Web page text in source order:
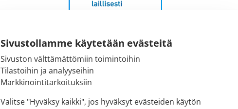
Sivustollamme käytetään evästeitä
Sivuston välttämättömiin toimintoihin
Tilastoihin ja analyyseihin
Markkinointitarkoituksiin
Valitse "Hyväksy kaikki", jos hyväksyt evästeiden käytön
kirjaamo@fimea.fi
Fimean vaihde:
029 522 3341